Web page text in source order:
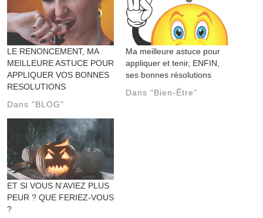
LE RENONCEMENT, MA
MEILLEURE ASTUCE POUR
APPLIQUER VOS BONNES
RESOLUTIONS
Dans "BLOG"
Ma meilleure astuce pour
appliquer et tenir, ENFIN,
ses bonnes résolutions
Dans "Bien-Être"
ET SI VOUS N’AVIEZ PLUS
PEUR ? QUE FERIEZ-VOUS
?